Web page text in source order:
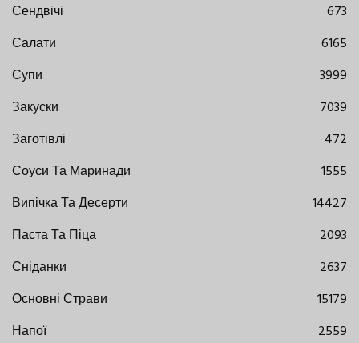
Сендвічі
673
Салати
6165
Супи
3999
Закуски
7039
Заготівлі
472
Соуси Та Маринади
1555
Випічка Та Десерти
14427
Паста Та Піца
2093
Сніданки
2637
Основні Страви
15179
Напої
2559